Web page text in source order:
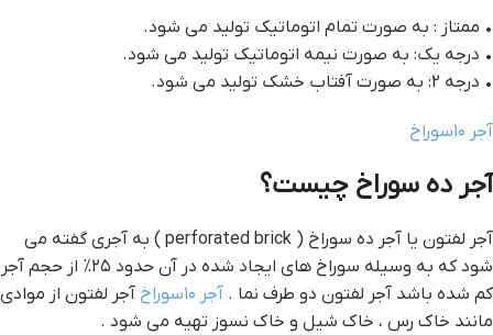
• ممتاز : به صورت تمام اتوماتیک تولید می شود.
• درجه یک: به صورت نیمه اتوماتیک تولید می شود.
• درجه 2: به صورت آفتاب خشک تولید می شود.
آجر ۱۰سوراخ
آجر ده سوراخ چیست؟
آجر لفتون یا آجر ده سوراخ ( perforated brick ) به آجری گفته می
شود که به وسیله سوراخ های ایجاد شده در آن حدود ۲۵% از حجم آجر
کم شده باشد آجر لفتون دو طرف نما . آجر ۱۰سوراخ
آجر لفتون از موادی
مانند خاک رس ، خاک شیل و خاک نسوز تهیه می شود .